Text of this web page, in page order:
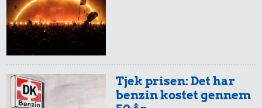
Tjek prisen: Det har
benzin kostet gennem